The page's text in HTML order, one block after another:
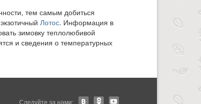
тем самым добиться
Лотос. Информация в
зимовку теплолюбивой
и сведения о температурных
Следуйте за нами: